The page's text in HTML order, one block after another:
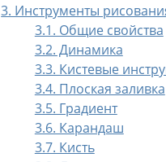
3. Инструменты
3.1. Общие свойства
3.2. Динамика
3.3. Кистевые
3.4. Плоская заливка
3.5. Градиент
3.6. Карандаш
3.7. Кисть